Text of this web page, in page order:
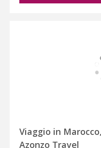
Viaggio in
Azonzo Travel